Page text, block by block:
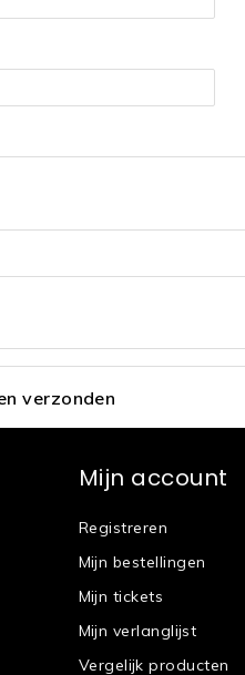
verzonden
Mijn account
Registreren
Mijn bestellingen
Mijn tickets
Mijn verlanglijst
Vergelijk producten